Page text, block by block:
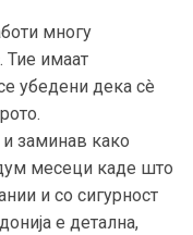
многу
Тие имаат
убедени дека сè
заминав како
месеци каде што
и со сигурност
е детална,